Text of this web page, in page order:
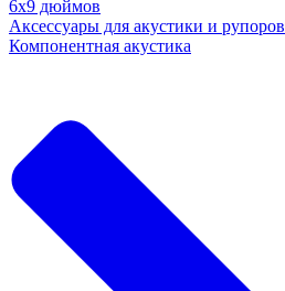
6х9 дюймов
Аксессуары для акустики и рупоров
Компонентная акустика